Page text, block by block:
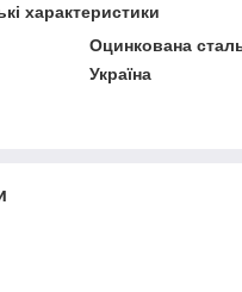
характеристики
Оцинкована
Україна